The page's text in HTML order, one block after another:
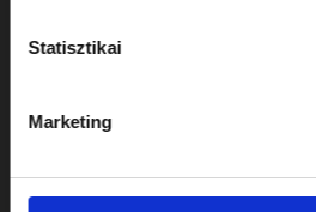
Statisztikai
Marketing
Sírtisztítás
Koszorú készítés